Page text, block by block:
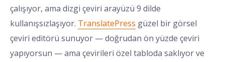
çalışıyor, ama dizgi çeviri arayüzü 9 dilde
kullanışsızlaşıyor. TranslatePress güzel bir görsel
çeviri editörü sunuyor — doğrudan ön yüzde çeviri
yapıyorsun — ama çevirileri özel tabloda saklıyor ve